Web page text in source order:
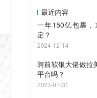
最近内容
一年150亿包裹
定？
2024-12-14
聘前软银大佬做拉
平台吗？
2023-01-31